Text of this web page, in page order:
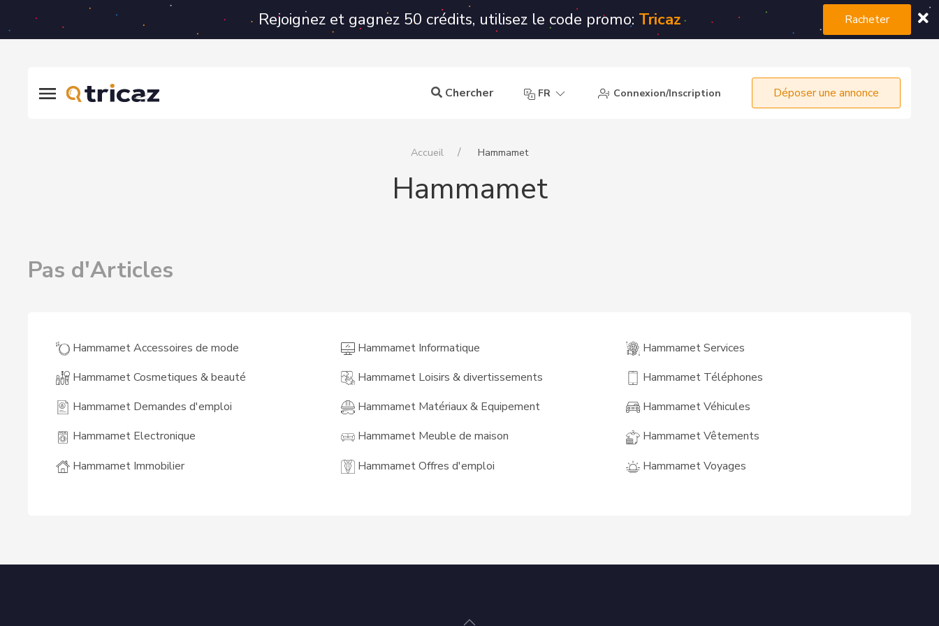
Rejoignez et gagnez 50 crédits, utilisez le code promo: Tricaz Racheter
Chercher FR Connexion/Inscription Déposer une annonce
Accueil Hammamet
Hammamet
Pas d'Articles
Hammamet Accessoires de mode
Hammamet Cosmetiques & beauté
Hammamet Demandes d'emploi
Hammamet Electronique
Hammamet Immobilier
Hammamet Informatique
Hammamet Loisirs & divertissements
Hammamet Matériaux & Equipement
Hammamet Meuble de maison
Hammamet Offres d'emploi
Hammamet Services
Hammamet Téléphones
Hammamet Véhicules
Hammamet Vêtements
Hammamet Voyages